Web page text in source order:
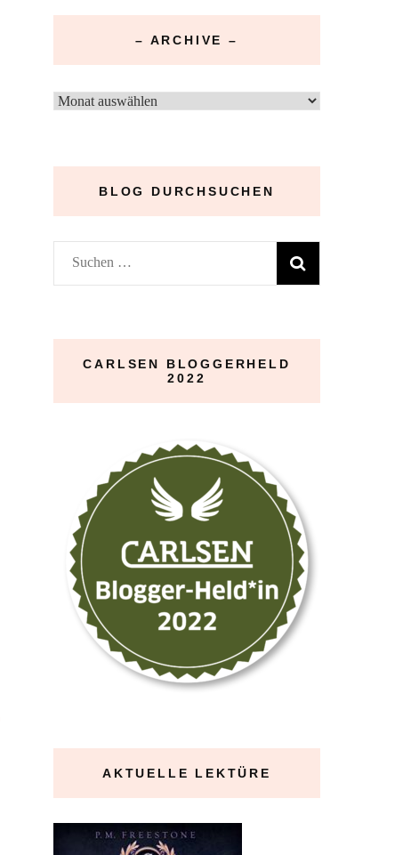
– ARCHIVE –
–
BLOG DURCHSUCHEN
Suchen
nach:
CARLSEN BLOGGERHELD
2022
AKTUELLE LEKTÜRE